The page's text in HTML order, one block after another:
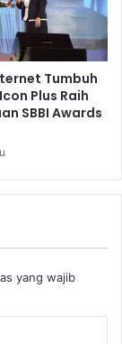
Tumbuh
Plus Raih
SBBI Awards
yang wajib